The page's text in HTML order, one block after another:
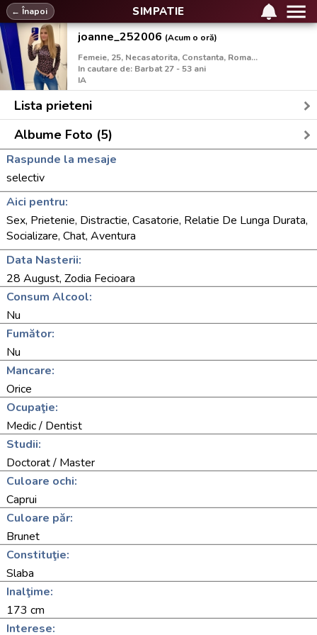
SIMPATIE
← Înapoi
joanne_252006 (Acum o oră)
Femeie, 25, Necasatorita, Constanta, Romania
In cautare de: Barbat 27 - 53 ani
IA
Lista prieteni
Albume Foto (5)
Raspunde la mesaje
selectiv
Aici pentru:
Sex, Prietenie, Distractie, Casatorie, Relatie De Lunga Durata,
Socializare, Chat, Aventura
Data Nasterii:
28 August, Zodia Fecioara
Consum Alcool:
Nu
Fumător:
Nu
Mancare:
Orice
Ocupaţie:
Medic / Dentist
Studii:
Doctorat / Master
Culoare ochi:
Caprui
Culoare păr:
Brunet
Constituţie:
Slaba
Inalţime:
173 cm
Interese: